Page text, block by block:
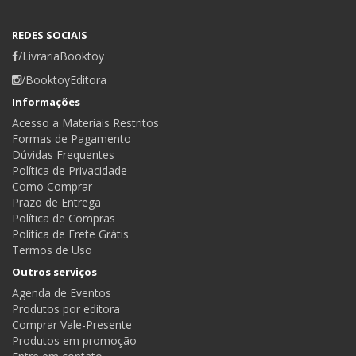
REDES SOCIAIS
/LivrariaBooktoy
/BooktoyEditora
Informações
Acesso a Materiais Restritos
Formas de Pagamento
Dúvidas Frequentes
Política de Privacidade
Como Comprar
Prazo de Entrega
Política de Compras
Política de Frete Grátis
Termos de Uso
Outros serviços
Agenda de Eventos
Produtos por editora
Comprar Vale-Presente
Produtos em promoção